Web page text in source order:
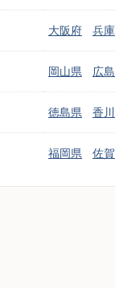
大阪府 兵
岡山県 広
徳島県 香
福岡県 佐